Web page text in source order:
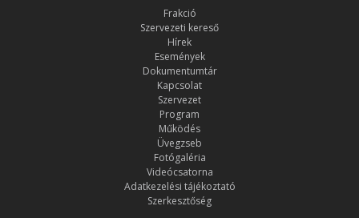
Frakció
Szervezeti kereső
Hírek
Események
Dokumentumtár
Kapcsolat
Szervezet
Program
Működés
Üvegzseb
Fotógaléria
Videócsatorna
Adatkezelési tájékoztató
Szerkesztőség